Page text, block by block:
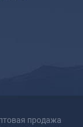
продажа